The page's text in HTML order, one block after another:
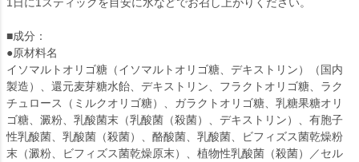
■成分：
●原材料名
イソマルトオリゴ糖（イソマルトオリゴ糖、デキストリン）（国内
製造）、還元麦芽糖水飴、デキストリン、フラクトオリゴ糖、ラク
チュロース（ミルクオリゴ糖）、ガラクトオリゴ糖、乳糖果糖オリ
ゴ糖、澱粉、乳酸菌末（乳酸菌（殺菌）、デキストリン）、有胞子
性乳酸菌、乳酸菌（殺菌）、酪酸菌、乳酸菌、ビフィズス菌乾燥粉
末（澱粉、ビフィズス菌乾燥原末）、植物性乳酸菌（殺菌）／セル